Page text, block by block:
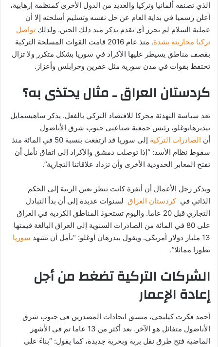
الذي تصنفه ألمانيا وتركيا والعديد من الدول الأخرى كمنظمة إرهابية،
أعلن رسميا في بداية العام عن حل نفسه وتسليم أسلحته إلا أن
عملية السلام لم تحرز أي تقدم يذكر منذ ذلك الحين. ولذلك تواصل
تركيا محاربته بشدة
. منذ عام 2016 قامت القوات المسلحة التركية
بقصف مناطق يسيطر عليها الأكراد في سوريا بشكل متكرر ولا تزال
تحتفظ بقوات في مدن سورية مثل عفرين وجرابلس وأعزاز.
كردستان العراق ـ مثال يحتذى به؟
تعد سياسة التهدئة محركا للاقتصاد التركي بالفعل. يذكر ساهيسمايل
بيديرهانوغلو، رئيس جمعية صناعيي جنوب شرق الأناضول
أن الصادرات التركية
إلى سوريا قد ارتفعت بنسبة 50 في المائة منذ
سقوط نظام الأسد: “إذا توصلت دمشق والأكراد إلى اتفاق نأمل أن
تفتح المعابر الحدودية الأخرى وأن تزداد علاقاتنا التجارية”.
ويذكر رجل الأعمال أن أنقرة كانت تنظر بعين الريبة إلى الحكم
الذاتي فيكردستان العراق لسنوات عديدة إلى أن بدأ التبادل
التجاري قبل 20 عاما. واليوم تستحوذ المناطق الكردية في العراق
على 80 في المائة من الصادرات السنوية إلى العراق البالغة قيمتها
13 مليار دولار أمريكي. ويقول بيدرهان أوغلو: “نأمل أن تشهد
سوريا
تطورا مماثلا”.
الشركات التركية تضغط من أجل
إعادة الإعمار
أحمد فكرت كيليجي، منسق اتحادات المصدرين في جنوب شرق
الأناضول متفائل هو الآخر. بعد أكثر من 13 عاما تم في الأشهر
الماضية فتح طرق نقل برية وبحرية جديدة، كما يقول: “بناءً على